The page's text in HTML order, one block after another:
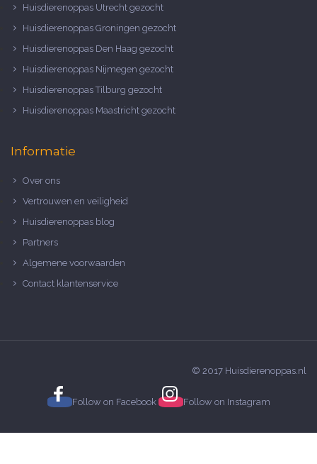
Huisdierenoppas Utrecht gezocht
Huisdierenoppas Groningen gezocht
Huisdierenoppas Den Haag gezocht
Huisdierenoppas Nijmegen gezocht
Huisdierenoppas Tilburg gezocht
Huisdierenoppas Maastricht gezocht
Informatie
Over ons
Vertrouwen en veiligheid
Huisdierenoppas blog
Partners
Algemene voorwaarden
Contact klantenservice
© 2017 Huisdierenoppas.nl
Follow on Facebook Follow on Instagram